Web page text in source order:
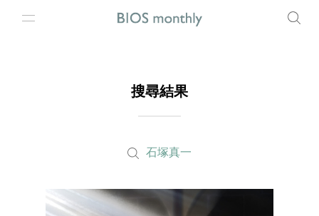
搜尋結果
石塚真一